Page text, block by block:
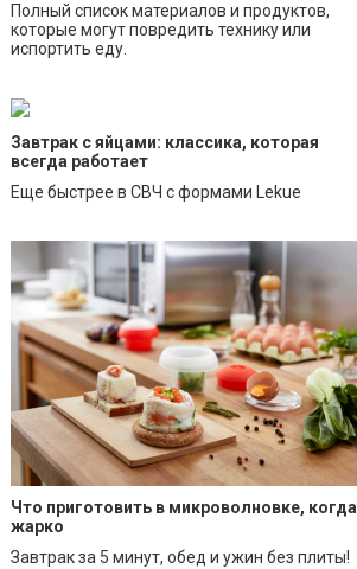
Полный список материалов и продуктов,
которые могут повредить технику или
испортить еду.
Завтрак с яйцами: классика, которая
всегда работает
Еще быстрее в СВЧ с формами Lekue
Что приготовить в микроволновке, когда
жарко
Завтрак за 5 минут, обед и ужин без плиты!